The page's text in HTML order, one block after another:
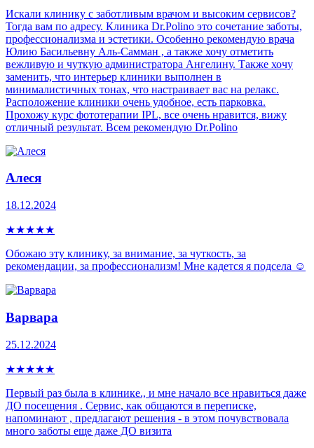
Искали клинику с заботливым врачом и высоким сервисов?
Тогда вам по адресу. Клиника Dr.Polino это сочетание заботы,
профессионализма и эстетики. Особенно рекомендую врача
Юлию Басильевну Аль-Самман , а также хочу отметить
вежливую и чуткую администратора Ангелину. Также хочу
заменить, что интерьер клиники выполнен в
минималистичных тонах, что настраивает вас на релакс.
Расположение клиники очень удобное, есть парковка.
Прохожу курс фототерапии IPL, все очень нравится, вижу
отличный результат. Всем рекомендую Dr.Polino
Алеся
18.12.2024
★★★★★
Обожаю эту клинику, за внимание, за чуткость, за
рекомендации, за профессионализм! Мне кадется я подсела ☺️
Варвара
25.12.2024
★★★★★
Первый раз была в клинике., и мне начало все нравиться даже
ДО посещения . Сервис, как общаются в переписке,
напоминают , предлагают решения - в этом почувствовала
много заботы еще даже ДО визита